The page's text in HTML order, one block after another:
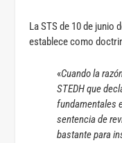
La STS de 10 de junio
establece como
«Cuando la
STEDH que
fundamentales
sentencia de
bastante para